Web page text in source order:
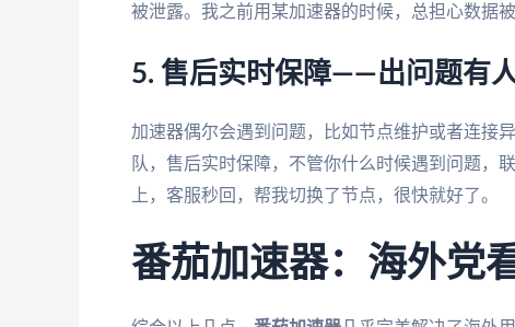
被泄露。我之前用某加速器的时候，总担心数据
5. 售后实时保障——出问题有
加速器偶尔会遇到问题，比如节点维护或者连接
队，售后实时保障，不管你什么时候遇到问题，
上，客服秒回，帮我切换了节点，很快就好了。
番茄加速器：海外党